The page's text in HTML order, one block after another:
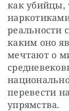
как убийцы,
реальности
каким оно
мечтают о
перевести
упрямства.